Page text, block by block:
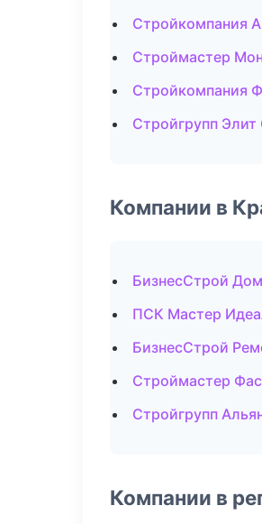
Стройкомпания
Строймастер
Стройкомпания
Стройгрупп
Компании в
БизнесСтрой
ПСК Мастер
БизнесСтрой
Строймастер
Стройгрупп
Компании в